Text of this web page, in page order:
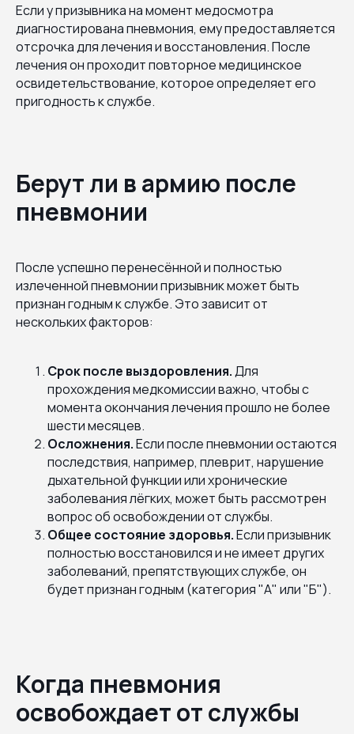
Если у призывника на момент медосмотра
диагностирована пневмония, ему предоставляется
отсрочка для лечения и восстановления. После
лечения он проходит повторное медицинское
освидетельствование, которое определяет его
пригодность к службе.
Берут ли в армию после
пневмонии
После успешно перенесённой и полностью
излеченной пневмонии призывник может быть
признан годным к службе. Это зависит от
нескольких факторов:
Срок после выздоровления.Для
прохождения медкомиссии важно, чтобы с
момента окончания лечения прошло не более
шести месяцев.
Осложнения.Если после пневмонии остаются
последствия, например, плеврит, нарушение
дыхательной функции или хронические
заболевания лёгких, может быть рассмотрен
вопрос об освобождении от службы.
Общее состояние здоровья.Если призывник
полностью восстановился и не имеет других
заболеваний, препятствующих службе, он
будет признан годным (категория "А" или "Б").
Когда пневмония
освобождает от службы